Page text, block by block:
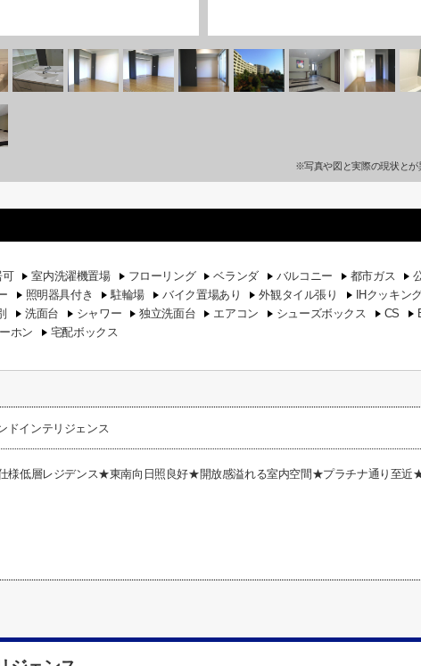
※写真や図と実際の現状とが
可 室内洗濯機置場 フローリング ベランダ バルコニー 都市ガス
照明器具付き 駐輪場 バイク置場あり 外観タイル張り IHクッキン
洗面台 シャワー 独立洗面台 エアコン シューズボックス CS
ホン 宅配ボックス
ドインテリジェンス
様低層レジデンス★東南向日照良好★開放感溢れる室内空間★プラチナ通り至近